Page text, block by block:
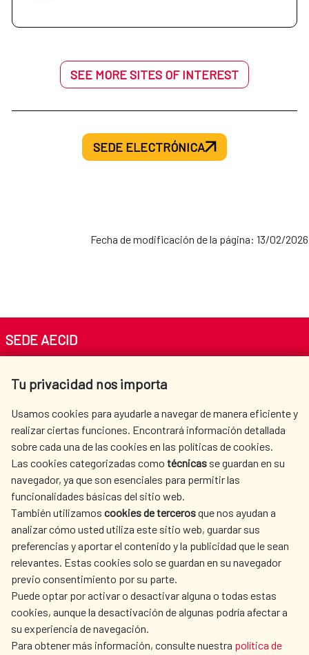
SEE MORE SITES OF INTEREST
SEDE ELECTRÓNICA
Fecha de modificación de la página: 13/02/2026
Tu privacidad nos importa
Usamos cookies para ayudarle a navegar de manera eficiente y
realizar ciertas funciones. Encontrará información detallada
sobre cada una de las cookies en las políticas de cookies.
Las cookies categorizadas como técnicas se guardan en su
navegador, ya que son esenciales para permitir las
funcionalidades básicas del sitio web.
También utilizamos cookies de tercerosque nos ayudan a
analizar cómo usted utiliza este sitio web, guardar sus
preferencias y aportar el contenido y la publicidad que le sean
relevantes. Estas cookies solo se guardan en su navegador
previo consentimiento por su parte.
Puede optar por activar o desactivar alguna o todas estas
cookies, aunque la desactivación de algunas podría afectar a
su experiencia de navegación.
Para obtener más información, consulte nuestra política de
SEDE AECID
Tel. +34 900 20 30 54​​​​​​​
AECID
WHERE DO WE COOPERATE?
SPANISH HUMANITARIAN
ACTION
PRESS ROOM
CULTURE AND SCIENCE LIBRARY
OUR SOCIAL MEDIA